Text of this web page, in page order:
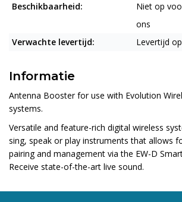
Beschikbaarheid:
Niet op
ons
Verwachte levertijd:
Levertijd
Informatie
Antenna Booster for use with Evolution
systems.
Versatile and feature-rich digital wireless
sing, speak or play instruments that allows
pairing and management via the EW-D
Receive state-of-the-art live sound.